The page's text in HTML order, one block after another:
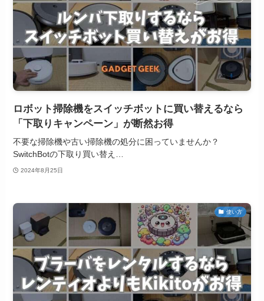
ロボット掃除機をスイッチボットに買い替えるなら
「下取りキャンペーン」が断然お得
不要な掃除機や古い掃除機の処分に困っていませんか？
SwitchBotの下取り買い替え…
2024年8月25日
使い方